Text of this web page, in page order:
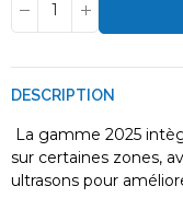
DESCRIPTION
La gamme 2025
sur certaines zones,
ultrasons pour